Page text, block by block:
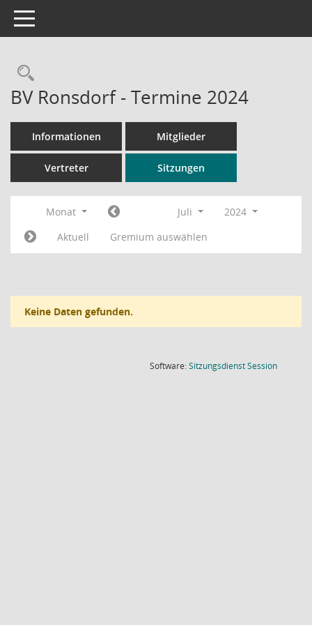
Toggle navigation
Rechercheauswahl
BV Ronsdorf - Termine 2024
Informationen Mitglieder
Vertreter Sitzungen
Monat Juli
2024
Aktuell
Gremium auswählen
Keine Daten gefunden.
Software:SitzungsdienstSession(Wird in